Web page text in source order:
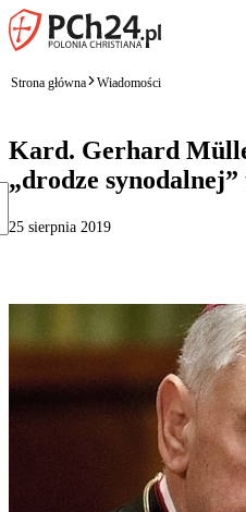
Strona główna Wiadomości
Kard. Gerhard
„drodze synodalnej”
25 sierpnia 2019